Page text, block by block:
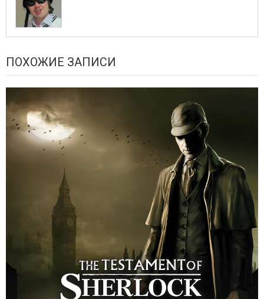
ПОХОЖИЕ ЗАПИСИ